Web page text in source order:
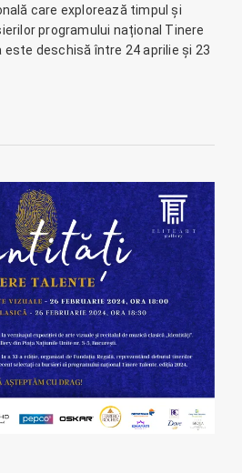
care explorează timpul și
programului național Tinere
este deschisă între 24 aprilie și 23